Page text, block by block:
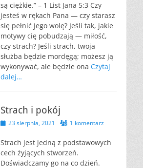
są ciężkie.” – 1 List Jana 5:3 Czy
jesteś w rękach Pana — czy starasz
się pełnić Jego wolę? Jeśli tak, jakie
motywy cię pobudzają — miłość,
czy strach? Jeśli strach, twoja
służba będzie mordęgą; możesz ją
wykonywać, ale będzie ona Czytaj
dalej…
Strach i pokój
Opublikowano
23 sierpnia, 2021 1 komentarz
Strach jest jedną z podstawowych
cech żyjących stworzeń.
Doświadczamy go na co dzień.